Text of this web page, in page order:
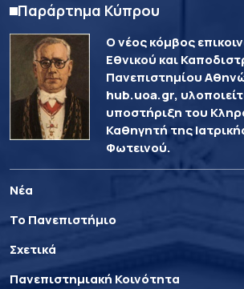
Παράρτημα Κύπρου
Ο νέος κόμβος
Εθνικού και
Πανεπιστημίου
hub.uoa.gr,
υποστήριξη του
Καθηγητή της
Φωτεινού.
Νέα
Το Πανεπιστήμιο
Σχετικά
Πανεπιστημιακή Κοινότητα